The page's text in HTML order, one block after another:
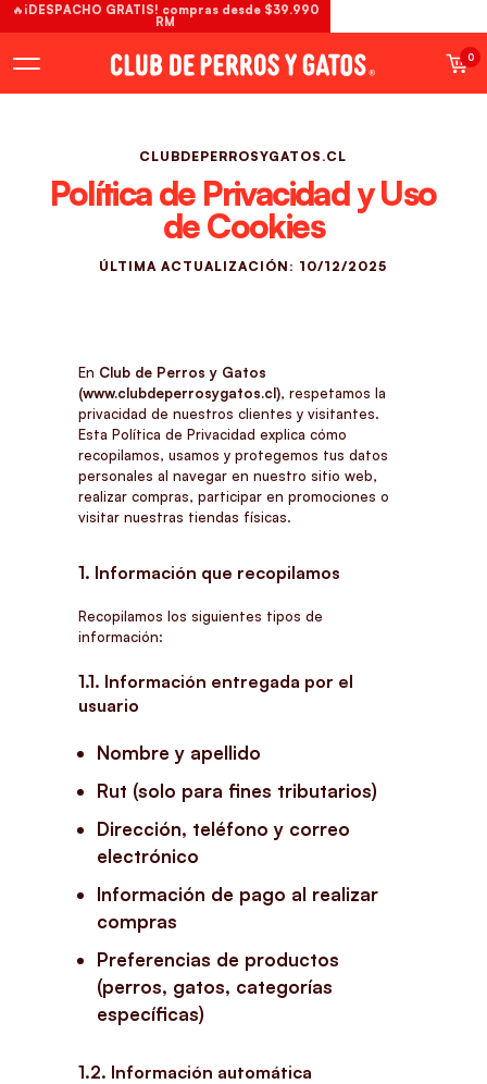
0
CLUBDEPERROSYGATOS.CL
Política de Privacidad y Uso
de Cookies
ÚLTIMA ACTUALIZACIÓN: 10/12/2025
En Club de Perros y Gatos
(www.clubdeperrosygatos.cl), respetamos la
privacidad de nuestros clientes y visitantes.
Esta Política de Privacidad explica cómo
recopilamos, usamos y protegemos tus datos
personales al navegar en nuestro sitio web,
realizar compras, participar en promociones o
visitar nuestras tiendas físicas.
1. Información que recopilamos
Recopilamos los siguientes tipos de
información:
1.1. Información entregada por el
usuario
Nombre y apellido
Rut (solo para fines tributarios)
Dirección, teléfono y correo
electrónico
Información de pago al realizar
compras
Preferencias de productos
(perros, gatos, categorías
específicas)
1.2. Información automática
🔥¡DESPACHO GRATIS! compras desde $39.990
RM